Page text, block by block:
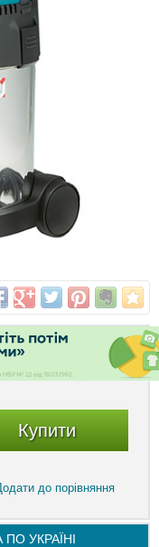
Купити
до порівняння
ПО УКРАЇНІ